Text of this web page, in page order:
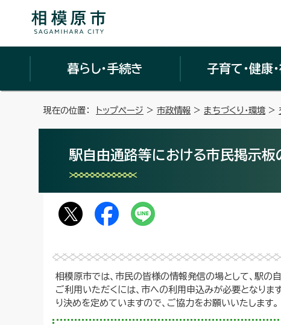
暮らし・手続き 子育て・健康
現在の位置： トップページ > 市政情報 > まちづくり・環境 >
駅自由通路等における市民掲示板
相模原市では、市民の皆様の情報発信の場として、駅の
ご利用いただくには、市への利用申込みが必要となりま
り決めを定めていますので、ご協力をお願いいたします。